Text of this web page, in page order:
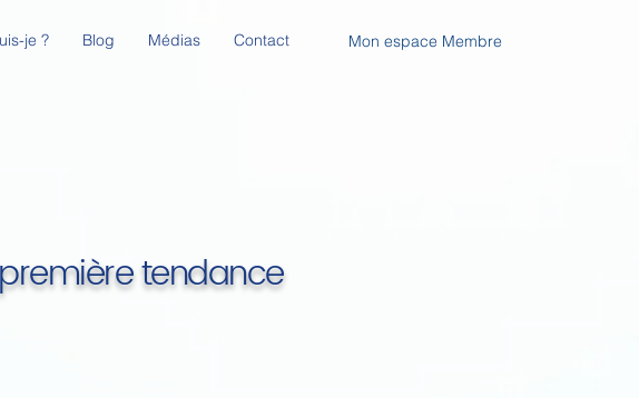
je ? Blog Médias Contact Mon espace Membre
tendance